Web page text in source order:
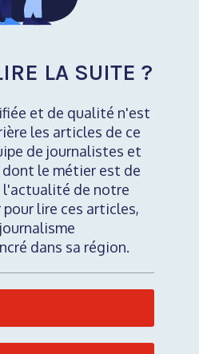
LA SUITE ?
et de qualité n'est
les articles de ce
de journalistes et
le métier est de
l'actualité de notre
lire ces articles,
dans sa région.